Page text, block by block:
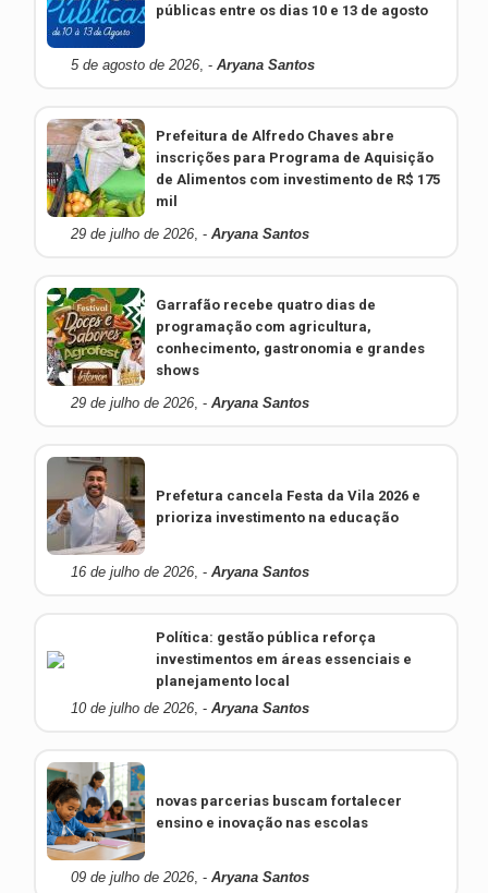
públicas entre os dias 10 e 13 de agosto
5 de agosto de 2026 , -Aryana Santos
Prefeitura de Alfredo Chaves abre
inscrições para Programa de Aquisição
de Alimentos com investimento de R$ 175
mil
29 de julho de 2026 , -Aryana Santos
Garrafão recebe quatro dias de
programação com agricultura,
conhecimento, gastronomia e grandes
shows
29 de julho de 2026 , -Aryana Santos
Prefetura cancela Festa da Vila 2026 e
prioriza investimento na educação
16 de julho de 2026 , -Aryana Santos
Política: gestão pública reforça
investimentos em áreas essenciais e
planejamento local
10 de julho de 2026 , -Aryana Santos
novas parcerias buscam fortalecer
ensino e inovação nas escolas
09 de julho de 2026 , -Aryana Santos